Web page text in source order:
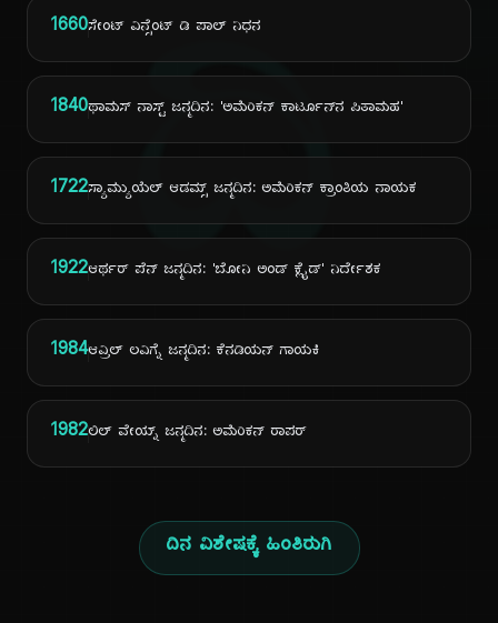
ದಿ
1660ಸೇಂಟ್ ವಿನ್ಸೆಂಟ್ ಡಿ ಪಾಲ್ ನಿಧನ
1840ಥಾಮಸ್ ನಾಸ್ಟ್ ಜನ್ಮದಿನ: 'ಅಮೆರಿಕನ್ ಕಾರ್ಟೂನ್‌ನ ಪಿತಾಮಹ'
1722ಸ್ಯಾಮ್ಯುಯೆಲ್ ಆಡಮ್ಸ್ ಜನ್ಮದಿನ: ಅಮೆರಿಕನ್ ಕ್ರಾಂತಿಯ ನಾಯಕ
1922ಆರ್ಥರ್ ಪೆನ್ ಜನ್ಮದಿನ: 'ಬೋನಿ ಅಂಡ್ ಕ್ಲೈಡ್' ನಿರ್ದೇಶಕ
1984ಆವ್ರಿಲ್ ಲವಿಗ್ನೆ ಜನ್ಮದಿನ: ಕೆನಡಿಯನ್ ಗಾಯಕಿ
1982ಲಿಲ್ ವೇಯ್ನ್ ಜನ್ಮದಿನ: ಅಮೆರಿಕನ್ ರಾಪರ್
ದಿನ ವಿಶೇಷಕ್ಕೆ ಹಿಂತಿರುಗಿ